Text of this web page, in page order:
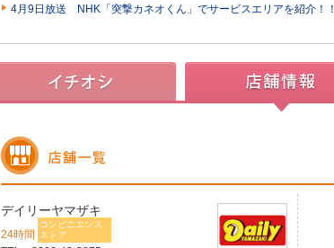
4月9日放送 NHK「突撃カネオくん」でサービスエリアを紹介！！
デイリーヤマザキ
24時間
コンビニエンス
ストア